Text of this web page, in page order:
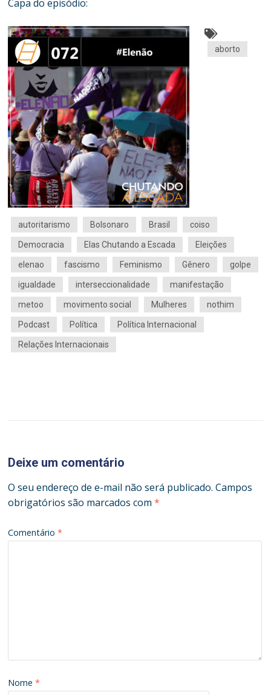
Capa do episódio:
aborto
autoritarismo Bolsonaro Brasil coiso
Democracia Elas Chutando a Escada Eleições
elenao fascismo Feminismo Gênero golpe
igualdade interseccionalidade manifestação
metoo movimento social Mulheres nothim
Podcast Política Política Internacional
Relações Internacionais
Deixe um comentário
O seu endereço de e-mail não será publicado. Campos
obrigatórios são marcados com*
Comentário*
Nome*